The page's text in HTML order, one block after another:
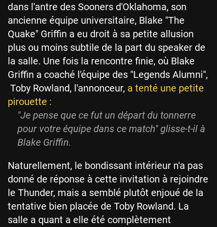
dans l'antre des Sooners d'Oklahoma, son
ancienne équipe universitaire, Blake "The
Quake" Griffin a eu droit à sa petite allusion
plus ou moins subtile de la part du speaker de
la salle. Une fois la rencontre finie, où Blake
Griffin a coaché l'équipe des "Legends Alumni",
Toby Rowland, l'annonceur, a tenté une petite
pirouette :
"Je pense que ce fut un départdu tonnerre
pour votre équipe dans ce match" glisse-t-il à
Blake Griffin.
Naturellement, le bondissant intérieur n'a pas
donné de réponse à cette invitation à rejoindre
le Thunder, mais a semblé plutôt enjoué de la
tentative bien placée de Toby Rowland. La
salle a quant a elle été complètement